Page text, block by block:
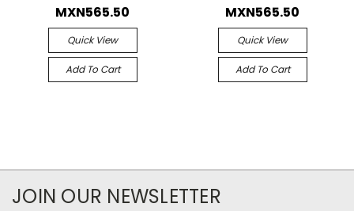
MXN565.50
Quick View
Add To Cart
MXN565.50
Quick View
Add To Cart
JOIN OUR NEWSLETTER